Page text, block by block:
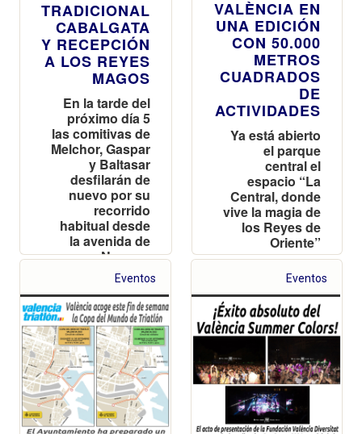
TRADICIONAL
CABALGATA
Y RECEPCIÓN
A LOS REYES
MAGOS
En la tarde del
próximo día 5
las comitivas de
Melchor, Gaspar
y Baltasar
desfilarán de
nuevo por su
recorrido
habitual desde
la avenida de
Navarro
Reverter
VALÈNCIA EN
UNA EDICIÓN
CON 50.000
METROS
CUADRADOS
DE
ACTIVIDADES
Ya está abierto
el parque
central el
espacio “La
Central, donde
vive la magia de
los Reyes de
Oriente”
Eventos Eventos